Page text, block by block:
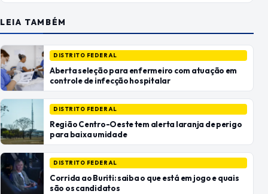
LEIA TAMBÉM
DISTRITO FEDERAL
Aberta seleção para enfermeiro com atuação em
controle de infecção hospitalar
DISTRITO FEDERAL
Região Centro-Oeste tem alerta laranja de perigo
para baixa umidade
DISTRITO FEDERAL
Corrida ao Buriti: saiba o que está em jogo e quais
são os candidatos